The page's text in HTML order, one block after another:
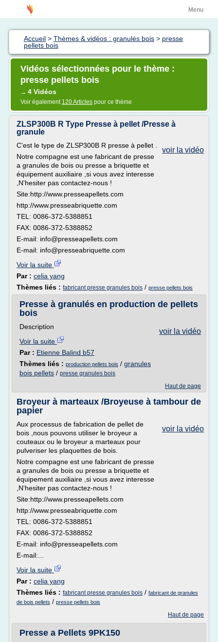
Menu
Accueil > Thèmes & vidéos : granulés bois > presse
pellets bois
Vidéos sélectionnées pour le thème :
presse pellets bois
→ 4 Vidéos
Voir également 120 Articles pour ce thème
ZLSP300B R Type Presse à pellet /Presse à
granule
voir la vidéo
C'est le type de ZLSP300B R presse à pellet .
Notre compagne est une fabricant de presse
a granules de bois ou presse a briquette et
équipement auxiliaire ,si vous avez interesse
,N'hesiter pas contactez-nous !
Site:http://www.presseapellets.com
http://www.presseabriquette.com
TEL: 0086-372-5388851
FAX: 0086-372-5388852
E-mail: info@presseapellets.com
E-mail: info@presseabriquette.com
Voir la suite
Par : celia yang
Thèmes liés : fabricant presse granules bois / presse pellets bois
Presse à granulés en production de pellets
bois
voir la vidéo
Description
Voir la suite
Par : Etienne Balind b57
Thèmes liés : production pellets bois / granules
bois pellets / presse granules bois
Haut de page
Broyeur à marteaux /Broyeuse à tambour de
papier
voir la vidéo
Aux processus de fabrication de pellet de
bois ,nous pouvons utiliser le broyeur a
couteaux ou le broyeur a marteaux pour
pulveriser les plaquettes de bois.
Notre compagne est une fabricant de presse
a granules de bois ou presse a briquette et
équipement auxiliaire ,si vous avez interesse
,N'hesiter pas contactez-nous !
Site:http://www.presseapellets.com
http://www.presseabriquette.com
TEL: 0086-372-5388851
FAX: 0086-372-5388852
E-mail: info@presseapellets.com
E-mail:...
Voir la suite
Par : celia yang
Thèmes liés : fabricant presse granules bois / fabricant de granules
de bois pellets / presse pellets bois
Haut de page
Presse a Pellets 9PK150